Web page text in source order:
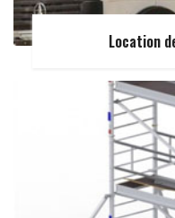
Location